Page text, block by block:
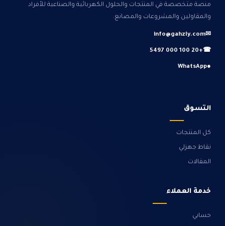
منصة متخصصة في المنتجات والحلول الكهربائية والصناعية للأفراد
والمقاولين والمشروعات والمصانع.
✉
info@gahzly.com
☎
+20 100 000 5497
●
WhatsApp
التسوق
كل المنتجات
نقاط جهزلي
المقالات
خدمة العملاء
حسابي